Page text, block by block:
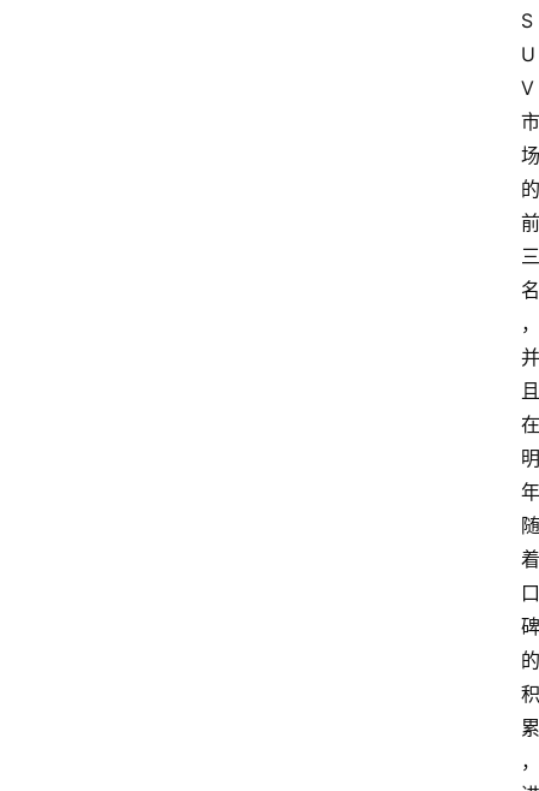
S
U
V
市
场
的
前
三
名
，
并
且
在
明
年
随
着
口
碑
的
积
累
，